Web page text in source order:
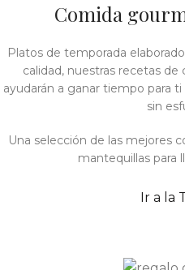
Comida
Platos de temporada
calidad, nuestras recetas
ayudarán a ganar tiempo para
sin
Una selección de las mejores
mantequillas para
Ir a la